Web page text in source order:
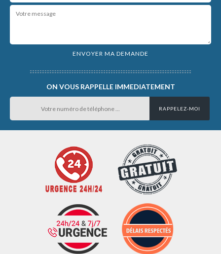
ON VOUS RAPPELLE IMMEDIATEMENT